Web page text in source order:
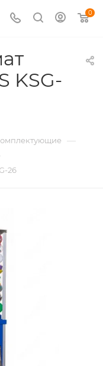
0
KSG-
—
26